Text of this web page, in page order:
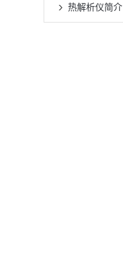
热解析仪简介